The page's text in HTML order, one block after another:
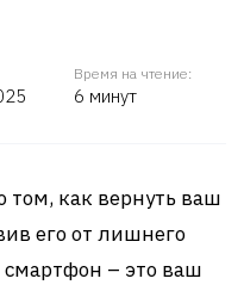
Время на чтение:
6 минут
том, как вернуть ваш
его от лишнего
смартфон – это ваш